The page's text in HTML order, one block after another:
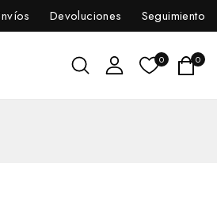
Devoluciones Seguimiento
0 0